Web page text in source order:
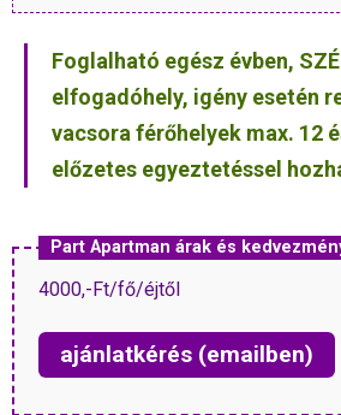
Foglalható egész évben,
elfogadóhely, igény esetén
vacsora férőhelyek max. 12
előzetes egyeztetéssel
Part Apartman árak és
4000,-Ft/fő/éjtől
ajánlatkérés (emailben)